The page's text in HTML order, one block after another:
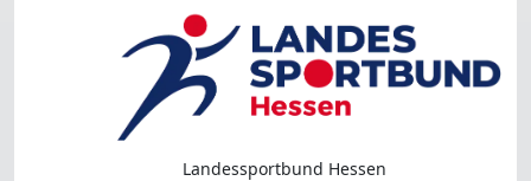
Landessportbund Hessen